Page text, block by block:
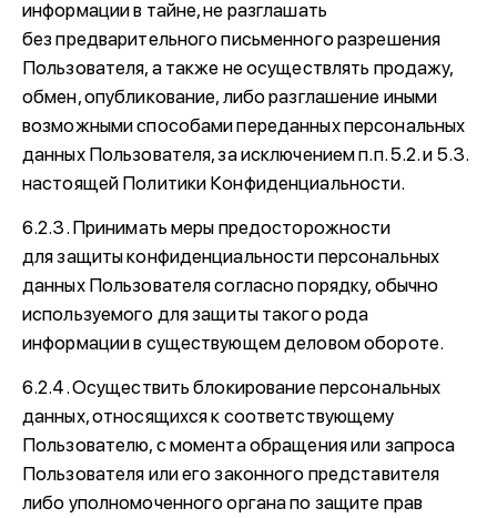
информации в тайне, не разглашать
без предварительного письменного разрешения
Пользователя, а также не осуществлять продажу,
обмен, опубликование, либо разглашение иными
возможными способами переданных персональных
данных Пользователя, за исключением п.п. 5.2. и 5.3.
настоящей Политики Конфиденциальности.
6.2.3. Принимать меры предосторожности
для защиты конфиденциальности персональных
данных Пользователя согласно порядку, обычно
используемого для защиты такого рода
информации в существующем деловом обороте.
6.2.4. Осуществить блокирование персональных
данных, относящихся к соответствующему
Пользователю, с момента обращения или запроса
Пользователя или его законного представителя
либо уполномоченного органа по защите прав